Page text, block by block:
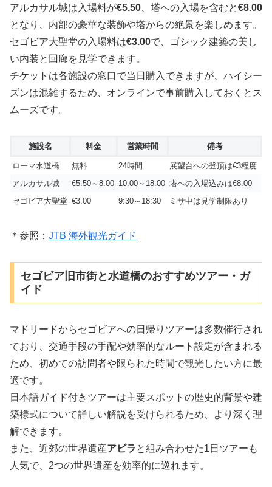
アルカサル城は入場料が€5.50 、塔への入場を含むと€8.00
となり、内部の豪華な装飾や塔からの絶景を楽しめます。
セゴビア大聖堂の入場料は€3.00で、ゴシック建築の美し
い内装と回廊を見学できます。
チケットは各施設の窓口で当日購入できますが、ハイシー
ズンは混雑するため、オンラインで事前購入しておくとス
ムーズです。
施設名 料金 営業時間 備考
ローマ水道橋 無料 24時間
展望台への登頂は€3程度
アルカサル城
€5.50～8.00 10:00～18:00 塔への入場込みは€8.00
セゴビア大聖堂 €3.00 9:30～18:30 ミサ中は見学制限あり
＊参照： JTB 海外観光ガイド
セゴビア旧市街と水道橋のおすすめツアー・ガ
イド
マドリードからセゴビアへの日帰りツアーは多数催行され
ており、交通手段の手配や効率的なルート設定が含まれる
ため、初めての訪問者や限られた時間で観光したい方に最
適です。
日本語ガイド付きツアーは主要スポットの歴史的背景や建
築様式について詳しい解説を受けられるため、より深く理
解できます。
また、近郊の世界遺産アビラ と組み合わせた1日ツアーも
人気で、2つの世界遺産を効率的に巡れます。